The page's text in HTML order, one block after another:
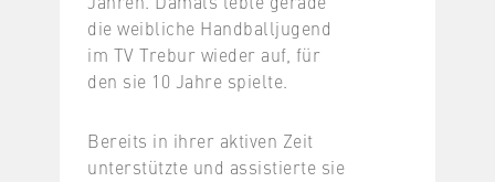
die weibliche Handballjugend
im TV Trebur wieder auf, für
den sie 10 Jahre spielte.
Bereits in ihrer aktiven Zeit
unterstützte und assistierte sie